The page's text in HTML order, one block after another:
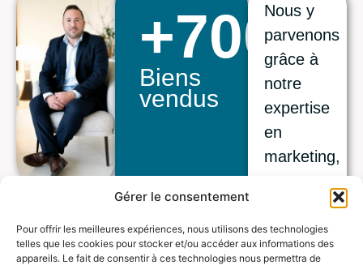
Gérer le consentement
Pour offrir les meilleures expériences, nous utilisons des technologies
telles que les cookies pour stocker et/ou accéder aux informations des
appareils. Le fait de consentir à ces technologies nous permettra de
Biens
vendus
+700Nous y
parvenons
grâce à
notre
expertise
en
marketing,
utilisation
innovante
des